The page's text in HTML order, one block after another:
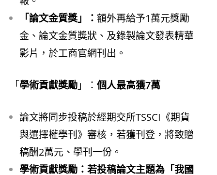
「論文金質獎」： 額外再給予1萬元獎勵
金、論文金質獎狀、及錄製論文發表精華
影片，於工商官網刊出。
「學術貢獻獎勵」： 個人最高獲7萬
論文將同步投稿於經期交所TSSCI《期貨
與選擇權學刊》審核，若獲刊登，將致贈
稿酬2萬元、學刊一份。
學術貢獻獎勵：若投稿論文主題為「我國